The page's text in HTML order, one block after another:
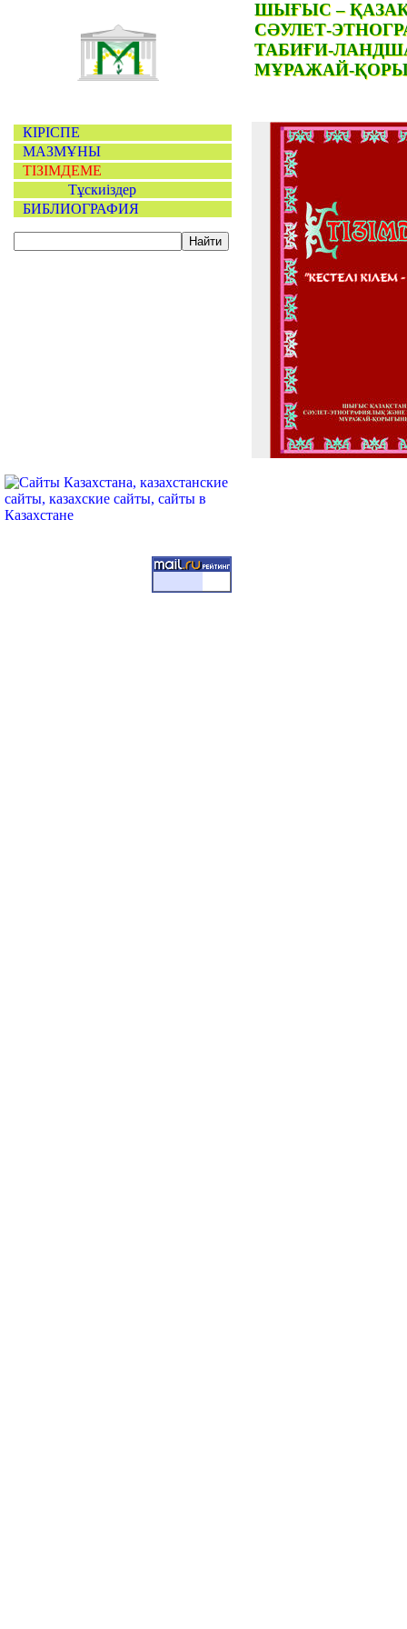
ШЫҒЫС –
СӘУЛЕТ-
ТАБИҒИ-
МҰРАЖАЙ-
КІРІСПЕ
МАЗМҰНЫ
ТІЗІМДЕМЕ
Тұскиіздер
БИБЛИОГРАФИЯ